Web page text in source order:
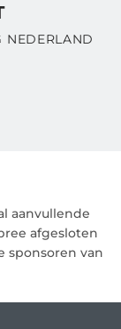
NEDERLAND
aanvullende
afgesloten
sponsoren van